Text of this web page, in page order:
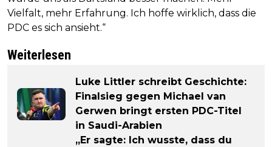
Vielfalt, mehr Erfahrung. Ich hoffe wirklich, dass die
PDC es sich ansieht.“
Weiterlesen
Luke Littler schreibt Geschichte:
Finalsieg gegen Michael van
Gerwen bringt ersten PDC-Titel
in Saudi-Arabien
„Er sagte: Ich wusste, dass du